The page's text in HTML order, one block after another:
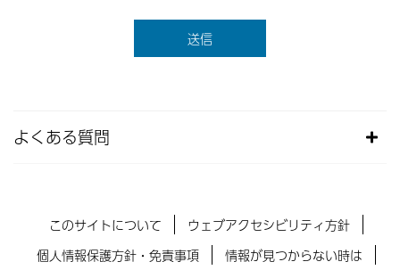
よくある質問
このサイトについて
ウェブアクセシビリティ方針
個人情報保護方針・免責事項
情報が見つからない時は